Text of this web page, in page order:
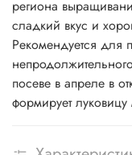
региона
сладкий вкус и
Рекомендуется для
посеве в апреле в
формирует